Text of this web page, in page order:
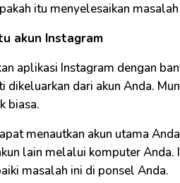
itu menyelesaikan
akun Instagram
aplikasi Instagram dengan
dikeluarkan dari akun Anda.
biasa.
menautkan akun utama
lain melalui komputer
masalah ini di ponsel Anda.